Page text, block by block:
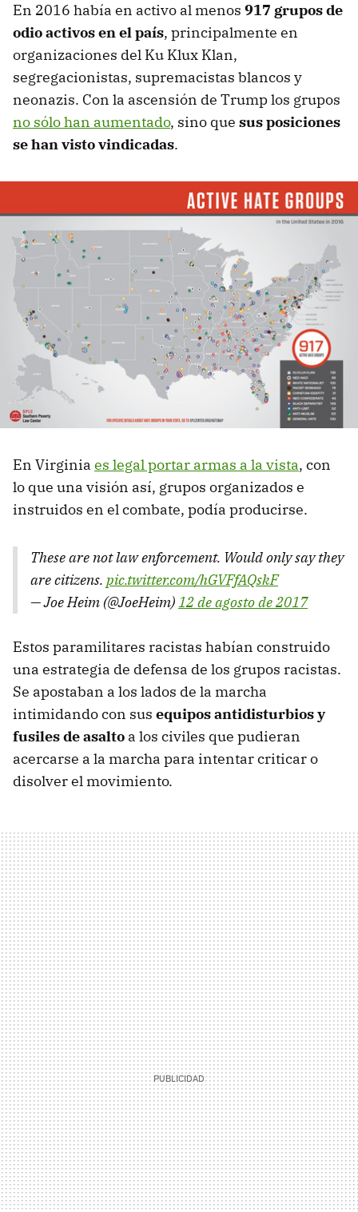
En 2016 había en activo al menos 917 grupos de
odio activos en el país, principalmente en
organizaciones del Ku Klux Klan,
segregacionistas, supremacistas blancos y
neonazis. Con la ascensión de Trump los grupos
no sólo han aumentado, sino que sus posiciones
se han visto vindicadas.
En Virginia es legal portar armas a la vista, con
lo que una visión así, grupos organizados e
instruidos en el combate, podía producirse.
These are not law enforcement. Would only say they
are citizens. pic.twitter.com/hGVFfAQskF
— Joe Heim (@JoeHeim) 12 de agosto de 2017
Estos paramilitares racistas habían construido
una estrategia de defensa de los grupos racistas.
Se apostaban a los lados de la marcha
intimidando con sus equipos antidisturbios y
fusiles de asalto a los civiles que pudieran
acercarse a la marcha para intentar criticar o
disolver el movimiento.